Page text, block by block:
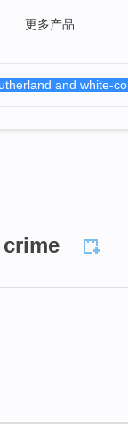
更多产品